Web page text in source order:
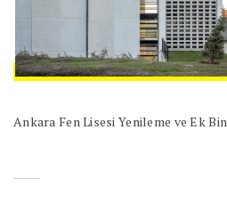
Ankara Fen Lisesi Yenileme ve Ek